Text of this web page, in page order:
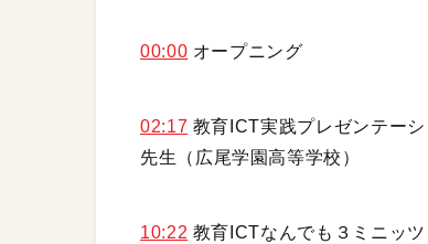
00:00 オープニング
02:17 教育ICT実践プレゼンテー
先生（広尾学園高等学校）
10:22 教育ICTなんでも３ミニッ